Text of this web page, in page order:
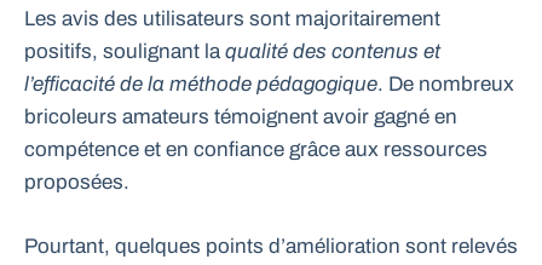
Les avis des utilisateurs sont majoritairement
positifs, soulignant laqualité des contenus et
l’efficacité de la méthode pédagogique. De nombreux
bricoleurs amateurs témoignent avoir gagné en
compétence et en confiance grâce aux ressources
proposées.
Pourtant, quelques points d’amélioration sont relevés